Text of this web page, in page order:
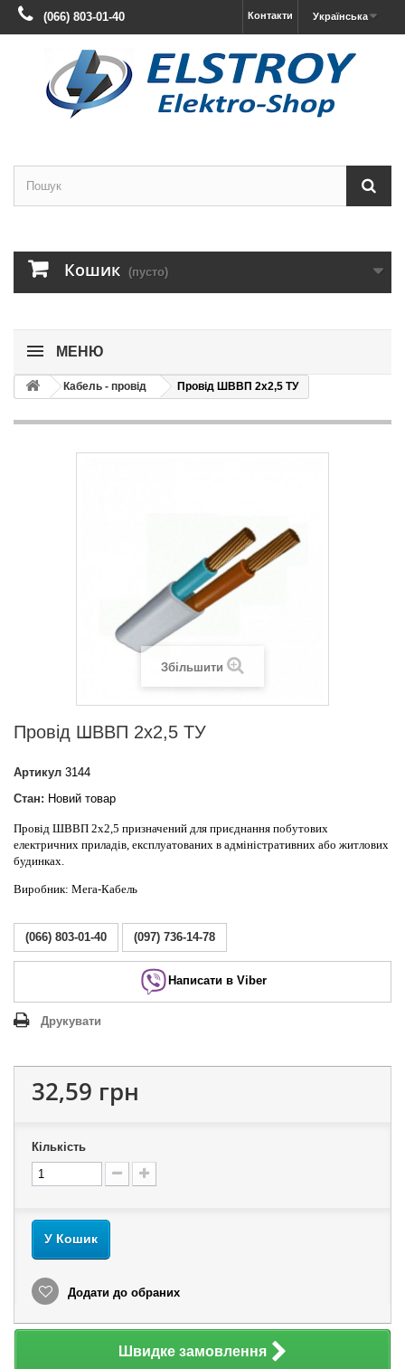
Українська
Контакти
(066) 803-01-40
Кошик (пусто)
МЕНЮ
Кабель - провід Провід ШВВП 2х2,5 ТУ
Збільшити
Провід ШВВП 2х2,5 ТУ
Артикул 3144
Стан: Новий товар
Провід ШВВП 2х2,5 призначений для приєднання побутових
електричних приладів, експлуатованих в адміністративних або житлових
будинках.
Виробник: Мега-Кабель
(066) 803-01-40 (097) 736-14-78
Написати в Viber
Друкувати
32,59 грн
Кількість
У Кошик
Додати до обраних
Швидке замовлення